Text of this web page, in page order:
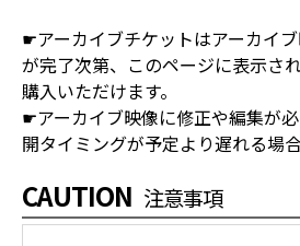
☛アーカイブチケットはアーカイ
が完了次第、このページに表示さ
購入いただけます。
☛アーカイブ映像に修正や編集が
開タイミングが予定より遅れる場
CAUTION 注意事項